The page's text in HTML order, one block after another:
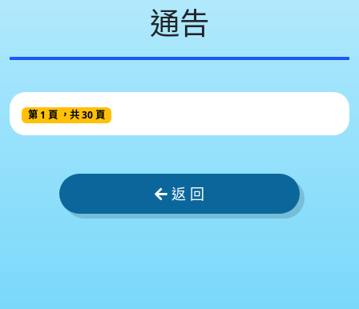
通告
第 1 頁 ，共 30 頁
返 回